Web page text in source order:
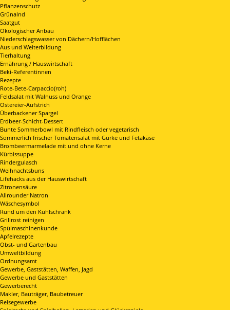
Pflanzenschutz
Grünalnd
Saatgut
Ökologischer Anbau
Niederschlagswasser von Dächern/Hofflächen
Aus und Weiterbildung
Tierhaltung
Ernährung / Hauswirtschaft
Beki-Referentinnen
Rezepte
Rote-Bete-Carpaccio(roh)
Feldsalat mit Walnuss und Orange
Ostereier-Aufstrich
Überbackener Spargel
Erdbeer-Schicht-Dessert
Bunte Sommerbowl mit Rindfleisch oder vegetarisch
Sommerlich frischer Tomatensalat mit Gurke und Fetakäse
Brombeermarmelade mit und ohne Kerne
Kürbissuppe
Rindergulasch
Weihnachtsbuns
Lifehacks aus der Hauswirtschaft
Zitronensäure
Allrounder Natron
Wäschesymbol
Rund um den Kühlschrank
Grillrost reinigen
Spülmaschinenkunde
Apfelrezepte
Obst- und Gartenbau
Umweltbildung
Ordnungsamt
Gewerbe, Gaststätten, Waffen, Jagd
Gewerbe und Gaststätten
Gewerberecht
Makler, Bauträger, Baubetreuer
Reisegewerbe